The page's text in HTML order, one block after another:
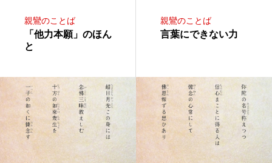
親鸞のことば
「他力本願」のほん
と
親鸞のことば
言葉にできない力